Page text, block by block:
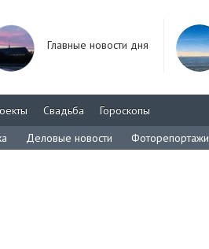
Главные новости дня
Свадьба
Гороскопы
Деловые новости Фоторепортажи